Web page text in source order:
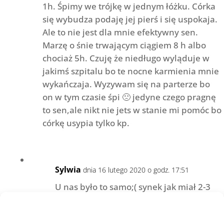
1h. Śpimy we trójkę w jednym łóżku. Córka
się wybudza podaję jej pierś i się uspokaja.
Ale to nie jest dla mnie efektywny sen.
Marzę o śnie trwającym ciągiem 8 h albo
chociaż 5h. Czuję że niedługo wyląduje w
jakimś szpitalu bo te nocne karmienia mnie
wykańczaja. Wyzywam się na parterze bo
on w tym czasie śpi 🙁 jedyne czego pragnę
to sen,ale nikt nie jets w stanie mi pomóc bo
córkę usypia tylko kp.
Sylwia dnia 16 lutego 2020 o godz. 17:51
U nas było to samo;( synek jak miał 2-3